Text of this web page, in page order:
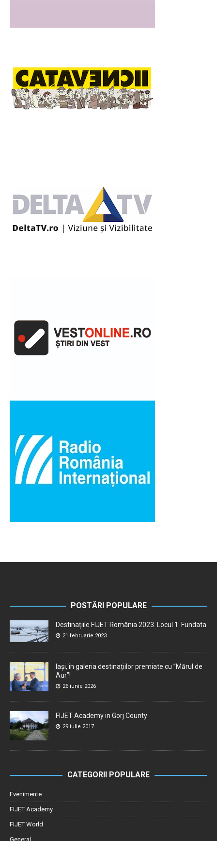
POSTĂRI POPULARE
Destinațiile FIJET România 2023. Locul 1: Fundata
21 februarie 2023
Iași, în galeria destinațiilor premiate cu ”Mărul de
Aur”!
26 iunie 2026
FIJET Academy in Gorj County
29 iulie 2017
CATEGORII POPULARE
Evenimente
FIJET Academy
FIJET World
General